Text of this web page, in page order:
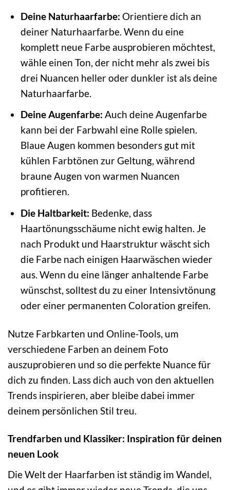
Deine Naturhaarfarbe: Orientiere dich an
deiner Naturhaarfarbe. Wenn du eine
komplett neue Farbe ausprobieren möchtest,
wähle einen Ton, der nicht mehr als zwei bis
drei Nuancen heller oder dunkler ist als deine
Naturhaarfarbe.
Deine Augenfarbe: Auch deine Augenfarbe
kann bei der Farbwahl eine Rolle spielen.
Blaue Augen kommen besonders gut mit
kühlen Farbtönen zur Geltung, während
braune Augen von warmen Nuancen
profitieren.
Die Haltbarkeit: Bedenke, dass
Haartönungsschäume nicht ewig halten. Je
nach Produkt und Haarstruktur wäscht sich
die Farbe nach einigen Haarwäschen wieder
aus. Wenn du eine länger anhaltende Farbe
wünschst, solltest du zu einer Intensivtönung
oder einer permanenten Coloration greifen.
Nutze Farbkarten und Online-Tools, um
verschiedene Farben an deinem Foto
auszuprobieren und so die perfekte Nuance für
dich zu finden. Lass dich auch von den aktuellen
Trends inspirieren, aber bleibe dabei immer
deinem persönlichen Stil treu.
Trendfarben und Klassiker: Inspiration für deinen
neuen Look
Die Welt der Haarfarben ist ständig im Wandel,